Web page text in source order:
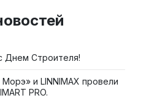
Днем Строителя!
и LINNIMAX провели
PRO.